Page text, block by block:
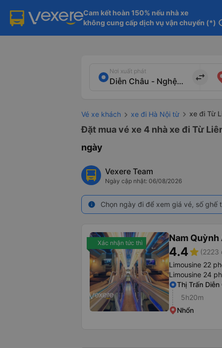
Cam kết hoàn 150% nếu nhà xe
không cung cấp dịch vụ vận chuyển (*)
Nơi xuất phát
import_export
Vé xe khách xe đi Hà Nội từ xe đi Từ
Đặt mua vé xe 4 nhà xe đi Từ
ngày
Vexere Team
Ngày cập nhật: 06/08/2026
info Chọn ngày đi để xem giá vé, số
Xác nhận tức thì Nam Quỳnh
4.4star (2223
Limousine 22
Limousine 24
Thị Trấn Diễn
5h20m
Nhổn